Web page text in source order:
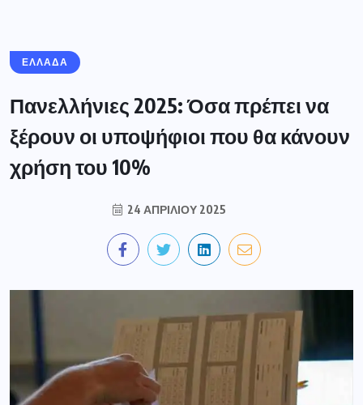
ΕΛΛΑΔΑ
Πανελλήνιες 2025: Όσα πρέπει να
ξέρουν οι υποψήφιοι που θα κάνουν
χρήση του 10%
24 ΑΠΡΙΛΊΟΥ 2025